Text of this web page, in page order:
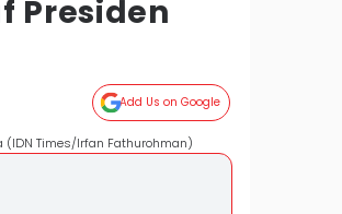
Presiden
Add Us on Google
(IDN Times/Irfan Fathurohman)